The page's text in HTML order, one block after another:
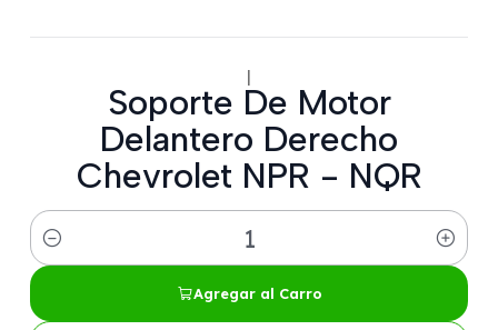
|
Soporte De Motor
Delantero Derecho
Chevrolet NPR - NQR
Cantidad
Agregar al Carro